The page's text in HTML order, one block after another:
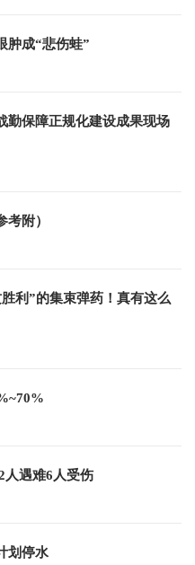
肿成“悲伤蛙”
勤保障正规化建设成果现场
附）
利”的集束弹药！真有这么
人遇难6人受伤
划停水